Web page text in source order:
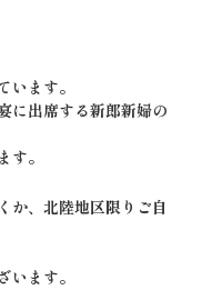
います。
に出席する新郎新婦の
す。
か、北陸地区限りご自
ます。